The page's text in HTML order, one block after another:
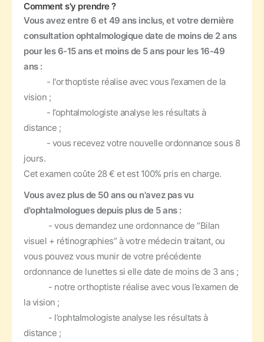
Comment s'y prendre ?
Vous avez entre 6 et 49 ans inclus, et votre dernière
consultation ophtalmologique date de moins de 2 ans
pour les 6-15 ans et moins de 5 ans pour les 16-49
ans :
- l'orthoptiste réalise avec vous l’examen de la
vision ;
- l’ophtalmologiste analyse les résultats à
distance ;
- vous recevez votre nouvelle ordonnance sous 8
jours.
Cet examen coûte 28 € et est 100% pris en charge.
Vous avez plus de 50 ans ou n'avez pas vu
d'ophtalmologues depuis plus de 5 ans :
- vous demandez une ordonnance de “Bilan
visuel + rétinographies” à votre médecin traitant, ou
vous pouvez vous munir de votre précédente
ordonnance de lunettes si elle date de moins de 3 ans ;
- notre orthoptiste réalise avec vous l’examen de
la vision ;
- l’ophtalmologiste analyse les résultats à
distance ;